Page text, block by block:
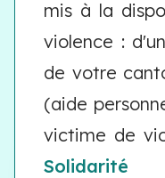
mis à la
violence :
de votre
(aide
victime de
Solidarité